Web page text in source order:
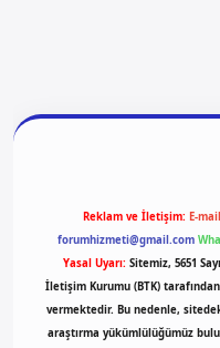
Reklam ve İletişim: E-
forumhizmeti@gmail.com
Yasal Uyarı: Sitemiz, 5651
İletişim Kurumu (BTK)
vermektedir. Bu nedenle,
araştırma yükümlülüğümüz